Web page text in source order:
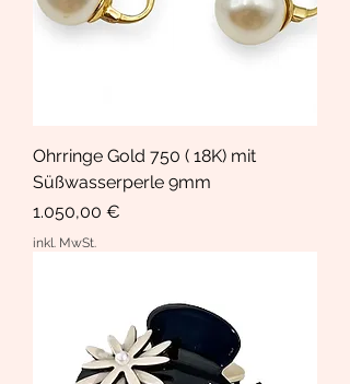
Ohrringe Gold 750 ( 18K) mit
Süßwasserperle 9mm
Preis
1.050,00 €
inkl. MwSt.